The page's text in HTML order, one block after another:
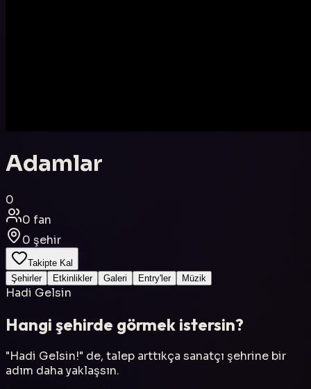
Adamlar
0
0 fan
0 şehir
Takipte Kal
Şehirler
Etkinlikler Galeri Entry'ler Müzik
Hadi Gelsin
Hangi şehirde görmek istersin?
"Hadi Gelsin!" de, talep arttıkça sanatçı şehrine bir
adım daha yaklaşsın.